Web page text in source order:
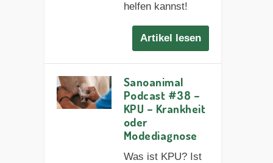
helfen kannst!
Artikel lesen
Sanoanimal
Podcast #38 –
KPU – Krankheit
oder
Modediagnose
Was ist KPU? Ist